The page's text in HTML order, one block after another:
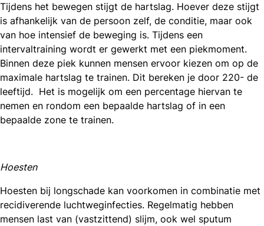
Tijdens het bewegen stijgt de hartslag. Hoever deze stijgt
is afhankelijk van de persoon zelf, de conditie, maar ook
van hoe intensief de beweging is. Tijdens een
intervaltraining wordt er gewerkt met een piekmoment.
Binnen deze piek kunnen mensen ervoor kiezen om op de
maximale hartslag te trainen. Dit bereken je door 220- de
leeftijd. Het is mogelijk om een percentage hiervan te
nemen en rondom een bepaalde hartslag of in een
bepaalde zone te trainen.
Hoesten
Hoesten bij longschade kan voorkomen in combinatie met
recidiverende luchtweginfecties. Regelmatig hebben
mensen last van (vastzittend) slijm, ook wel sputum